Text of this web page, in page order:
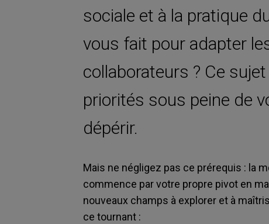
sociale et à la pratique
vous fait pour adapter
collaborateurs ? Ce
priorités sous peine de
dépérir.
Mais ne négligez pas ce prérequis : la
commence par votre propre pivot en
nouveaux champs à explorer et à
ce tournant :